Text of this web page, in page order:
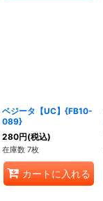
ベジータ【UC】{FB10-
089}
280円(税込)
在庫数 7枚
カートに入れる